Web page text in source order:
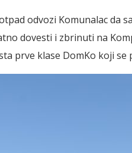
odvozi Komunalac da
dovesti i zbrinuti na
prve klase DomKo koji se